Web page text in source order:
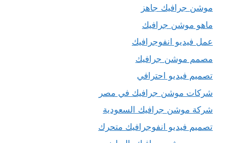
موشن جرافيك جاهز
ماهو موشن جرافيك
عمل فيديو انفوجرافيك
مصمم موشن جرافيك
تصميم فيديو احترافي
شركات موشن جرافيك في مصر
شركة موشن جرافيك السعودية
تصميم فيديو انفوجرافيك متحرك